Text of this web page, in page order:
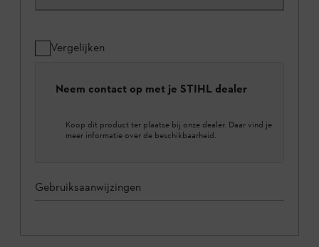
Vergelijken
Neem contact op met je STIHL dealer
Koop dit product ter plaatse bij onze dealer. Daar vind je
meer informatie over de beschikbaarheid.
Gebruiksaanwijzingen